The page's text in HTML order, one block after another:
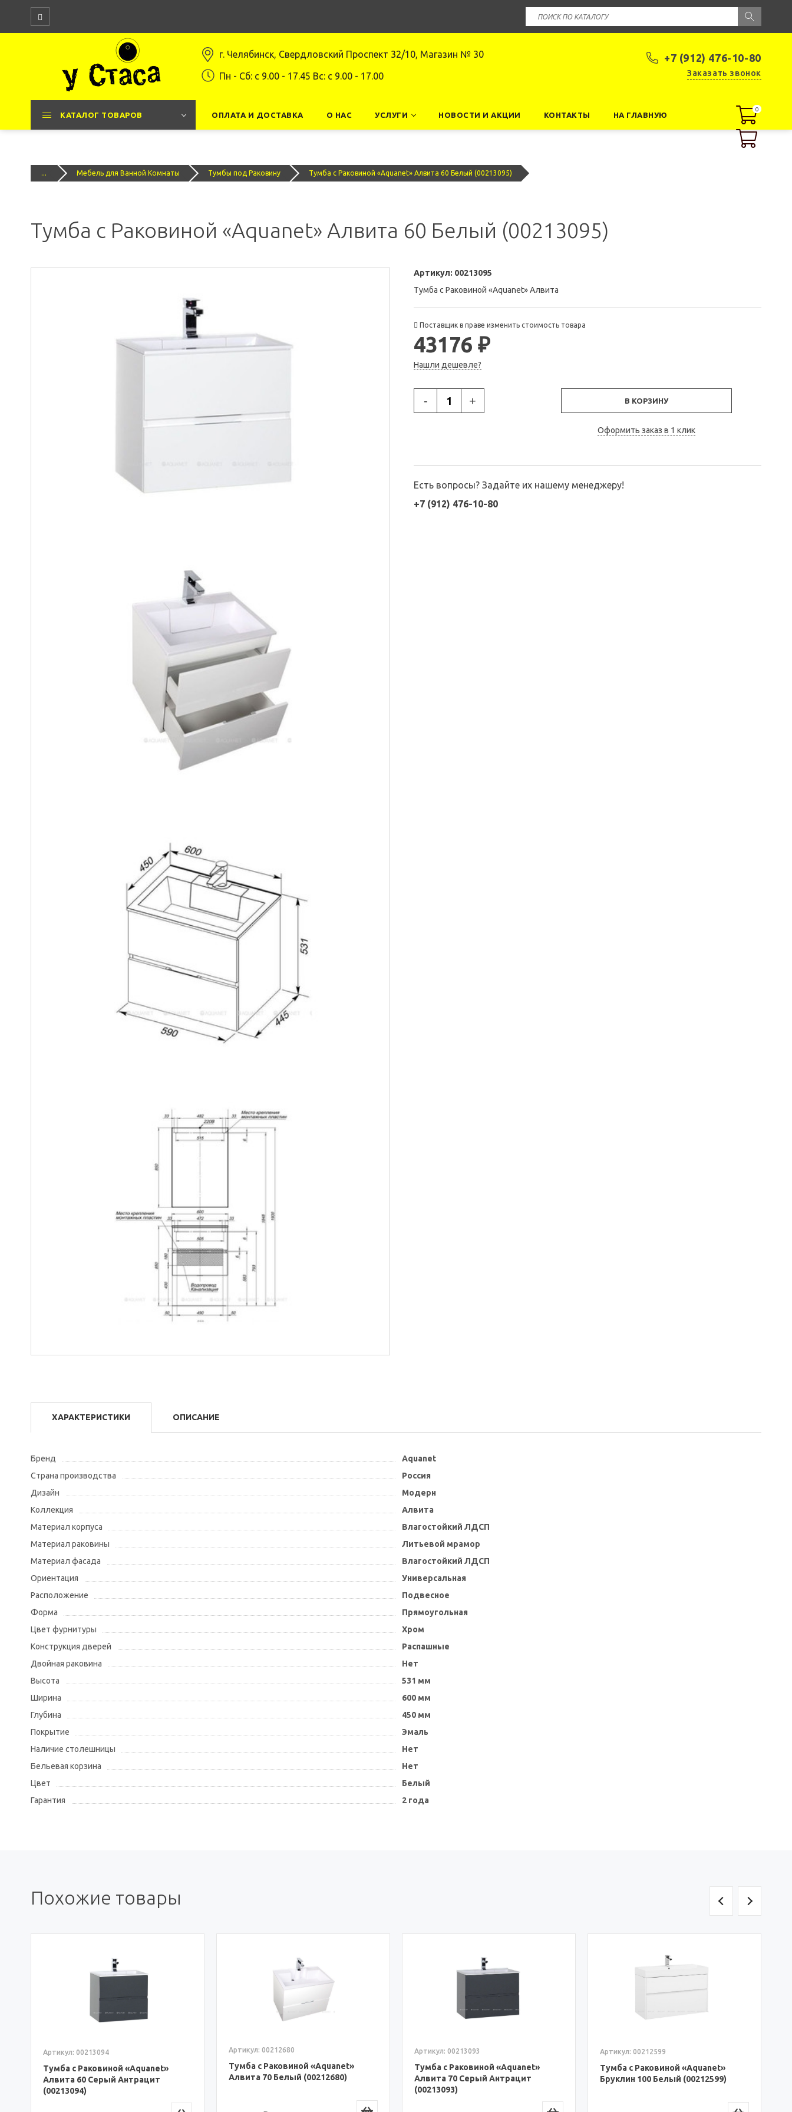
+7 (912) 476-10-80
Заказать звонок
г. Челябинск, Свердловский Проспект 32/10, Магазин № 30
Пн - Сб: c 9.00 - 17.45 Вс: c 9.00 - 17.00
КАТАЛОГ ТОВАРОВ ОПЛАТА И ДОСТАВКА О НАС УСЛУГИ НОВОСТИ И АКЦИИ КОНТАКТЫ НА ГЛАВНУЮ
0
0
... Мебель для Ванной Комнаты Тумбы под Раковину Тумба с Раковиной «Aquanet» Алвита 60 Белый (00213095)
Тумба с Раковиной «Aquanet» Алвита 60 Белый (00213095)
Артикул: 00213095
Тумба с Раковиной «Aquanet» Алвита
Поставщик в праве изменить стоимость товара
43176 ₽
Нашли дешевле?
- + В КОРЗИНУ
Оформить заказ в 1 клик
Есть вопросы? Задайте их нашему менеджеру!
+7 (912) 476-10-80
ХАРАКТЕРИСТИКИ ОПИСАНИЕ
Бренд
Aquanet
Страна производства
Россия
Дизайн
Модерн
Коллекция
Алвита
Материал корпуса
Влагостойкий ЛДСП
Материал раковины
Литьевой мрамор
Материал фасада
Влагостойкий ЛДСП
Ориентация
Универсальная
Расположение
Подвесное
Форма
Прямоугольная
Цвет фурнитуры
Хром
Конструкция дверей
Распашные
Двойная раковина
Нет
Высота
531 мм
Ширина
600 мм
Глубина
450 мм
Покрытие
Эмаль
Наличие столешницы
Нет
Бельевая корзина
Нет
Цвет
Белый
Гарантия
2 года
Похожие товары
Артикул: 00213094
Тумба с Раковиной «Aquanet»
Алвита 60 Серый Антрацит
(00213094)
Артикул: 00212680
Тумба с Раковиной «Aquanet»
Алвита 70 Белый (00212680)
Артикул: 00213093
Тумба с Раковиной «Aquanet»
Алвита 70 Серый Антрацит
(00213093)
Артикул: 00212599
Тумба с Раковиной «Aquanet»
Бруклин 100 Белый (00212599)